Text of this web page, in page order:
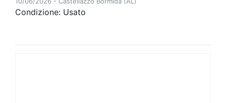
Condizione: Usato